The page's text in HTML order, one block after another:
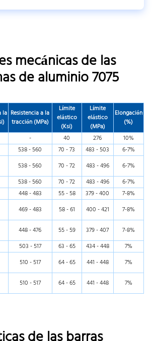
mecánicas de las
de aluminio 7075
la Resistencia a la
tracción (MPa)
Límite
elástico
(Ksi)
Límite
elástico
(MPa)
Elongación
(%)
- 40 276
10%
538 - 560 70 - 73 483 - 503
6-7%
538 - 560 70 - 72 483 - 496
6-7%
538 - 560 70 - 72 483 - 496
6-7%
448 - 483 55 - 58 379 - 400
7-8%
469 - 483 58 - 61 400 - 421
7-8%
448 - 476 55 - 59 379 - 407
7-8%
503 - 517 63 - 65 434 - 448
7%
510 - 517 64 - 65 441 - 448
7%
510 - 517 64 - 65 441 - 448 7%